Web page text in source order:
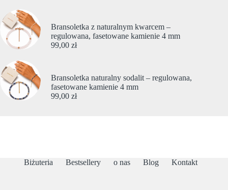
Bransoletka z naturalnym kwarcem –
regulowana, fasetowane kamienie 4 mm
99,00 zł
Bransoletka naturalny sodalit – regulowana,
fasetowane kamienie 4 mm
99,00 zł
Biżuteria Bestsellery o nas Blog Kontakt